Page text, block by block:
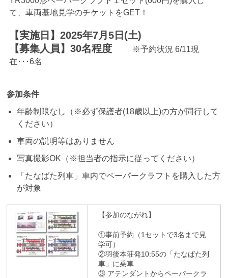
て、車両基地見学のチケットをGET！
【実施日】2025年7月5日(土)
【募集人員】30名程度
※予約状況 6/11現
在･･･6名
参加条件
年齢制限なし（※必ず保護者(18歳以上)の方が同行して
ください）
車両の説明等はありません
写真撮影OK（※担当者の指示に従ってください）
「たなばた列車」車内でペーパークラフトを購入した方
が対象
【参加のながれ】
①事前予約（1セットで3名まで見
学可）
②羽後本荘発10:55の「たなばた列
車」に乗車
③ アテンダントからペーパークラ